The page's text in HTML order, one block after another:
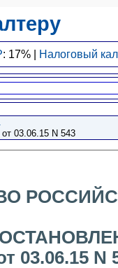
: 17% | Налоговый
03.06.15 N 543
03.06.15 N